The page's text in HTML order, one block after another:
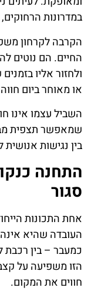
במדרונות
הקרבה לקרחון
החיים. הם נוטים
ולחזור אליו
או מאוחר ביום
השביל עצמו אינו
שמאפשר תצפית
בין נגישות
התחנה
סגור
העובדה שהיא
כמעבר – בין רכבת
הזו משפיעה על
חווים את המקום.